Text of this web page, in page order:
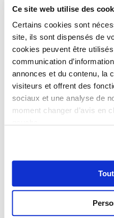
Ce site web utilise des
Certains cookies sont
site, ils sont dispensés de
cookies peuvent être
communication
annonces et du contenu, la
visiteurs et offrent des
sociaux et une analyse de
moment changer d’avis en
Si vous souhaitez en
dispositif Pinel et les
liés, n’hésitez pas à
conseiller Valority qui
répondre à toutes vos
Sources :
https://
penurie-de-
https://
des-finances-
taux-d-usure-
des-septembre-